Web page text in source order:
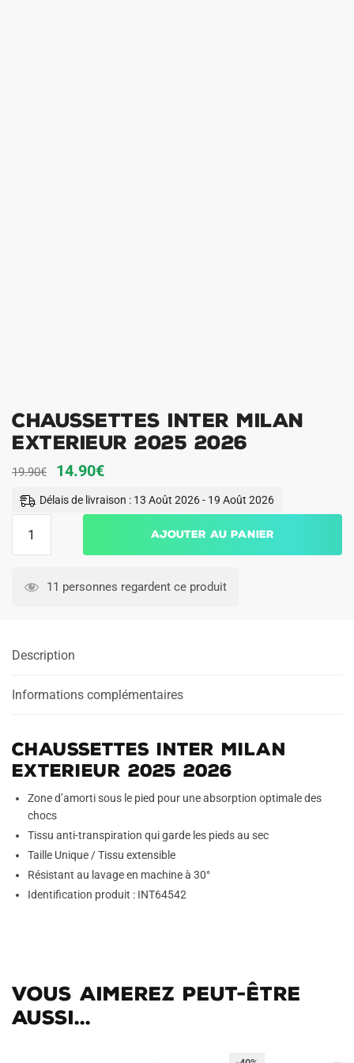
Chaussettes Inter Milan
Exterieur 2025 2026
19.90€
Le
prix
initial
19.90€.
14.90€Le
prix
actuel
14.90€.
Délais de livraison : 13 Août 2026 - 19 Août 2026
Inter
2026
Ajouter au panier
11 personnes regardent ce produit
Description
Informations complémentaires
Chaussettes Inter Milan
Exterieur 2025 2026
Zone d’amorti sous le pied pour une absorption optimale des
chocs
Tissu anti-transpiration qui garde les pieds au sec
Taille Unique / Tissu extensible
Résistant au lavage en machine à 30°
Identification produit : INT64542
Vous aimerez peut-être
aussi...